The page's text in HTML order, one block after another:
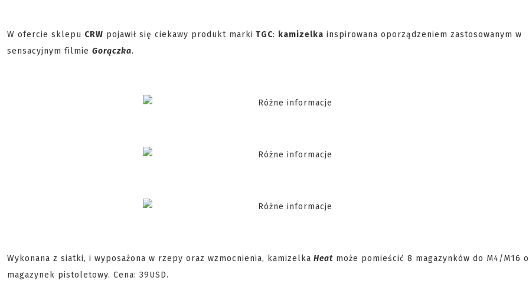
W ofercie sklepu CRW pojawił się ciekawy produkt marki TGC: kamizelka inspirowana oporządzeniem zastosowanym w
sensacyjnym filmie Gorączka.
Wykonana z siatki, i wyposażona w rzepy oraz wzmocnienia, kamizelka Heat może pomieścić 8 magazynków do M4/M16
magazynek pistoletowy. Cena: 39USD.